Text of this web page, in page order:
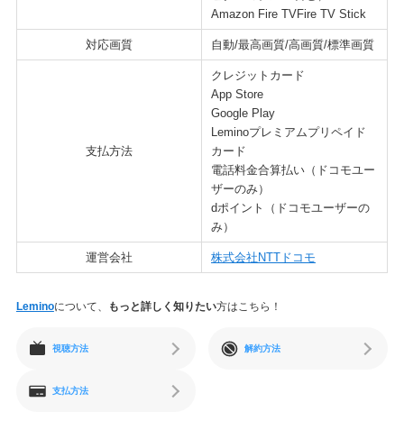
Amazon Fire TVFire TV Stick
対応画質 自動/最高画質/高画質/標準画質
支払方法
クレジットカード
App Store
Google Play
Leminoプレミアムプリペイド
カード
電話料金合算払い（ドコモユー
ザーのみ）
dポイント（ドコモユーザーの
み）
運営会社 株式会社NTTドコモ
Leminoについて、 もっと詳しく知りたい方はこちら！
視聴方法 解約方法
支払方法